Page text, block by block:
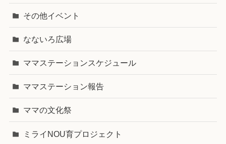
その他イベント
なないろ広場
ママステーションスケジュール
ママステーション報告
ママの文化祭
ミライNOU育プロジェクト